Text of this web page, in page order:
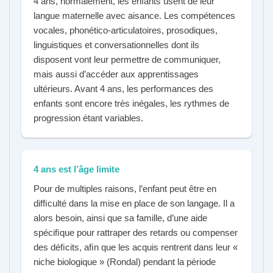
langue maternelle avec aisance. Les compétences
vocales, phonético-articulatoires, prosodiques,
linguistiques et conversationnelles dont ils
disposent vont leur permettre de communiquer,
mais aussi d’accéder aux apprentissages
ultérieurs. Avant 4 ans, les performances des
enfants sont encore très inégales, les rythmes de
progression étant variables.
4 ans est l’âge limite
Pour de multiples raisons, l’enfant peut être en
difﬁculté dans la mise en place de son langage. Il a
alors besoin, ainsi que sa famille, d’une aide
spéciﬁque pour rattraper des retards ou compenser
des déﬁcits, aﬁn que les acquis rentrent dans leur «
niche biologique » (Rondal) pendant la période